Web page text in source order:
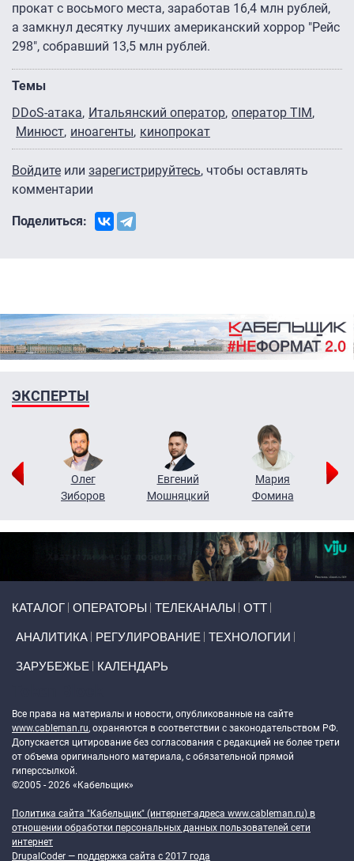
прокат с восьмого места, заработав 16,4 млн рублей,
а замкнул десятку лучших американский хоррор "Рейс
298″, собравший 13,5 млн рублей.
Темы
DDoS-атака
Итальянский оператор оператор TIM
Минюст иноагенты кинопрокат
Войдите или зарегистрируйтесь, чтобы оставлять
комментарии
Поделиться:
ЭКСПЕРТЫ
Олег
Зиборов
Евгений
Мошняцкий
Мария
Фомина
КАТАЛОГ ОПЕРАТОРЫ ТЕЛЕКАНАЛЫ ОТТ
АНАЛИТИКА РЕГУЛИРОВАНИЕ ТЕХНОЛОГИИ
ЗАРУБЕЖЬЕ КАЛЕНДАРЬ
Все права на материалы и новости, опубликованные на сайте
www.cableman.ru, охраняются в соответствии с законодательством РФ.
Допускается цитирование без согласования с редакцией не более трети
от объема оригинального материала, с обязательной прямой
гиперссылкой.
©2005 - 2026 «Кабельщик»
Политика сайта "Кабельщик" (интернет-адреса www.cableman.ru) в
отношении обработки персональных данных пользователей сети
интернет
DrupalCoder — поддержка сайта c 2017 года